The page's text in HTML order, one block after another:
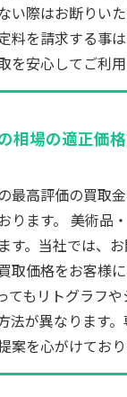
い際はお断りい
料を請求する事
を安心してご利用
相場の適正価
最高評価の買取
ります。 美術品
す。当社では、
取価格をお客様
てもリトグラフ
法が異なります
案を心がけており